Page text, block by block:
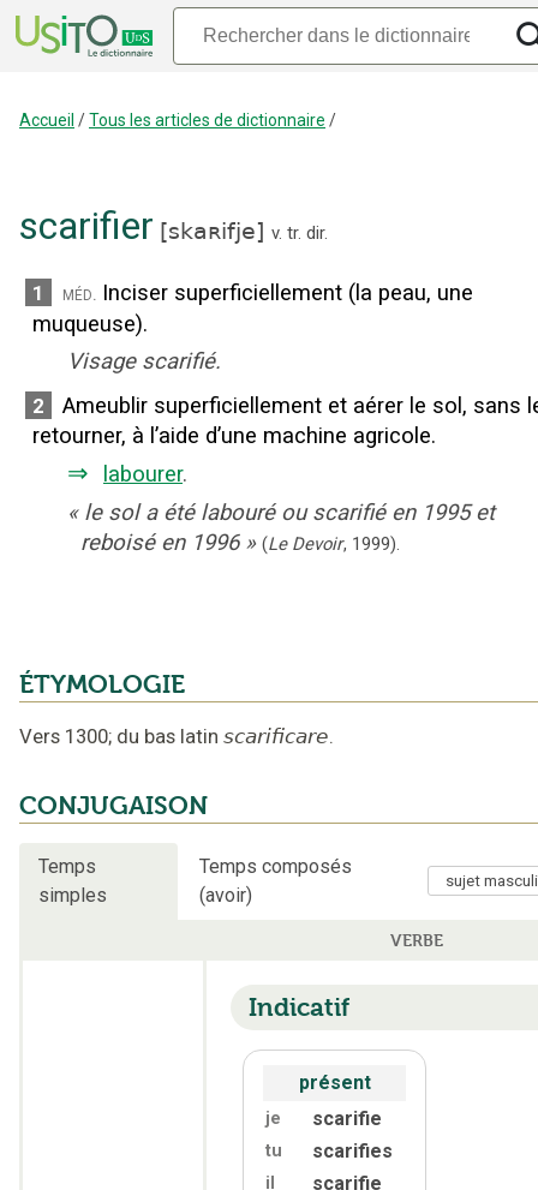
Accueil /Tous les articles de dictionnaire /
scarifier [skaʀifje] v. tr. dir.
1 méd. Inciser superficiellement (la peau, une
muqueuse).
Visage scarifié.
2
Ameublir superficiellement et aérer le sol, sans
retourner, à l’aide d’une machine agricole.
⇒ labourer.
« le sol a été labouré ou scarifié en 1995 et
reboisé en 1996 » (Le Devoir, 1999).
ÉTYMOLOGIE
Vers 1300; du bas latin scarificare.
CONJUGAISON
Temps
simples
Temps composés
(avoir)
VERBE
Indicatif
présent
je scarifie
tu scarifies
il scarifie